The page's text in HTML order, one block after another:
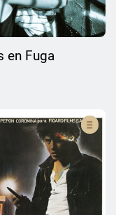
en Fuga